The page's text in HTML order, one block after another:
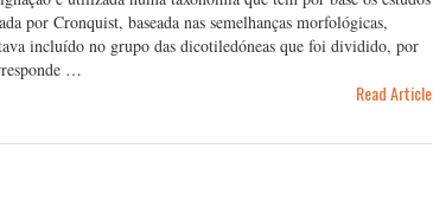
por Cronquist, baseada nas semelhanças morfológicas,
incluído no grupo das dicotiledóneas que foi dividido, por
…
Read Article